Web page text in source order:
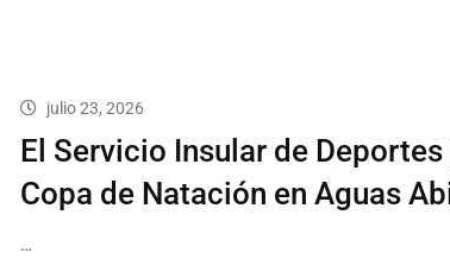
julio 23, 2026
El Servicio Insular de
Copa de Natación en Aguas
…